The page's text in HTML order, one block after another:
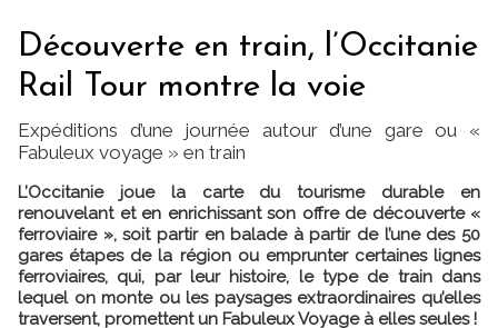
Découverte en train, l’Occitanie
Rail Tour montre la voie
Expéditions d’une journée autour d’une gare ou «
Fabuleux voyage » en train
L’Occitanie joue la carte du tourisme durable en
renouvelant et en enrichissant son offre de découverte «
ferroviaire », soit partir en balade à partir de l’une des 50
gares étapes de la région ou emprunter certaines lignes
ferroviaires, qui, par leur histoire, le type de train dans
lequel on monte ou les paysages extraordinaires qu’elles
traversent, promettent un Fabuleux Voyage à elles seules !